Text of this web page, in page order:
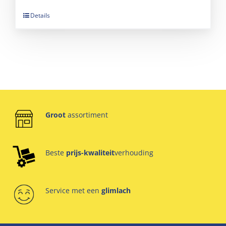
Details
Groot assortiment
Beste prijs-kwaliteitverhouding
Service met een glimlach